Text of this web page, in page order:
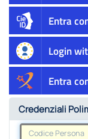
Entra
Login
Entra
Credenziali